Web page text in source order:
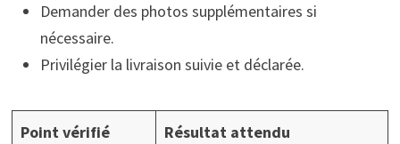
Demander des photos supplémentaires si
nécessaire.
Privilégier la livraison suivie et déclarée.
Point vérifié Résultat attendu